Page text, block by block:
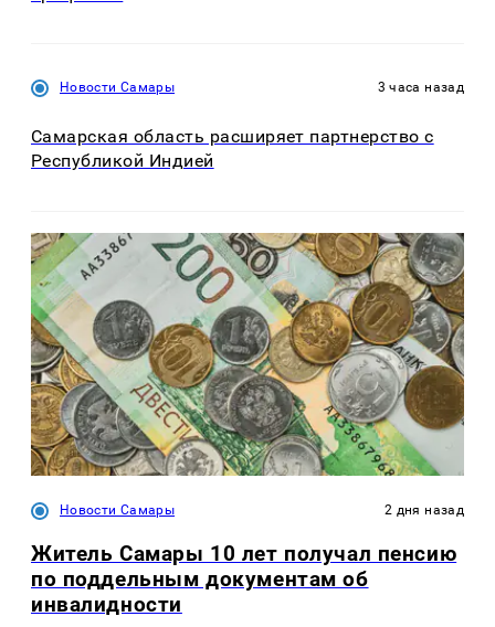
Новости Самары 3 часа назад
Самарская область расширяет партнерство с
Республикой Индией
Новости Самары 2 дня назад
Житель Самары 10 лет получал пенсию
по поддельным документам об
инвалидности